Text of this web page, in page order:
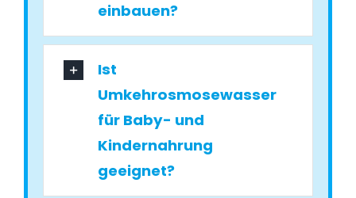
einbauen?
Ist
Umkehrosmosewasser
für Baby- und
Kindernahrung
geeignet?